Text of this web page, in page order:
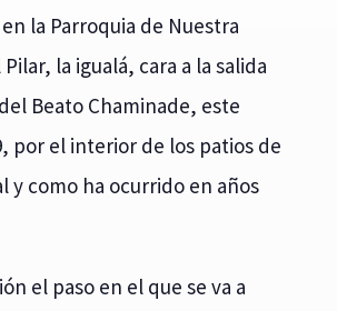
la Parroquia de Nuestra
la igualá, cara a la salida
Beato Chaminade, este
por el interior de los patios de
y como ha ocurrido en años
el paso en el que se va a